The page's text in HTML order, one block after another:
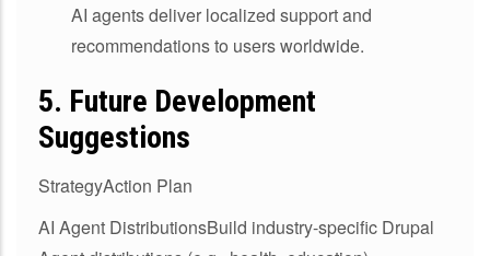
AI agents deliver localized support and
recommendations to users worldwide.
5. Future Development
Suggestions
StrategyAction Plan
AI Agent DistributionsBuild industry-specific Drupal